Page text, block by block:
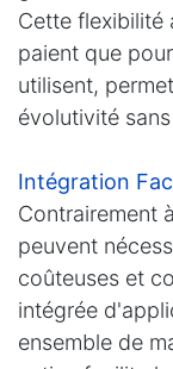
Cette flexibilité
paient que
utilisent,
évolutivité
Intégration
Contrairement
peuvent
coûteuses et
intégrée
ensemble de